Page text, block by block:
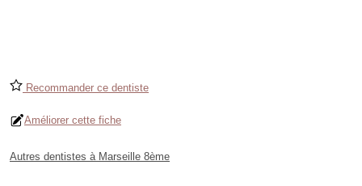
Recommander ce dentiste
Améliorer cette fiche
Autres dentistes à Marseille 8ème